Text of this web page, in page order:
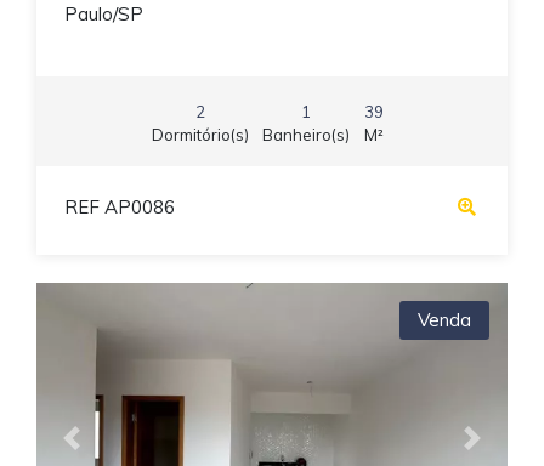
Paulo/SP
2
Dormitório(s)
1
Banheiro(s)
39
M²
REF AP0086
Previous Next
Venda